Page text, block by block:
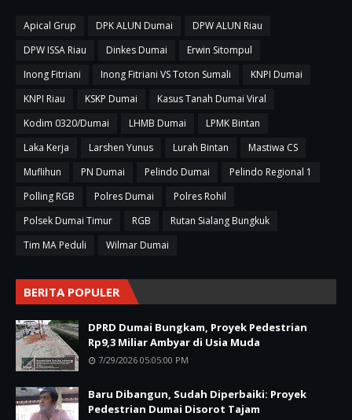
Apical Grup DPK ALUN Dumai
DPW ALUN Riau
DPW ISSA Riau
Dinkes Dumai
Erwin Sitompul
Inong Fitriani
Inong Fitriani VS Toton Sumali
KNPI Dumai
KNPI Riau
KSKP Dumai
Kasus Tanah Dumai Viral
Kodim 0320/Dumai
LHMB Dumai
LPMK Bintan
Laka Kerja
Larshen Yunus Lurah Bintan
Mastiwa CS
Muflihun
PN Dumai Pelindo Dumai
Pelindo Regional 1
Polling RGB
Polres Dumai
Polres Rohil
Polsek Dumai Timur
RGB
Rutan Sialang Bungkuk
Tim MA Peduli
Wilmar Dumai
BERITA POPULER
DPRD Dumai Bungkam, Proyek Pedestrian
Rp9,3 Miliar Ambyar di Usia Muda
7/29/2026 05:05:00 PM
Baru Dibangun, Sudah Diperbaiki: Proyek
Pedestrian Dumai Disorot Tajam